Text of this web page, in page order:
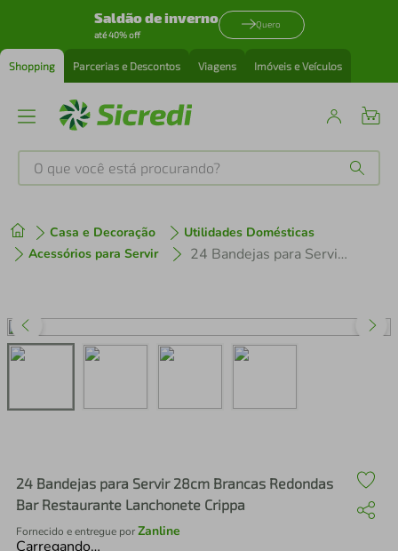
Saldão de inverno
até 40% off
Quero
Shopping Parcerias e Descontos Viagens Imóveis e Veículos
O que você está procurando?
Casa e Decoração
Utilidades Domésticas
Acessórios para Servir
24 Bandejas para Servir 28cm Brancas Redondas Bar Restaurante Lanchonete Crippa
24 Bandejas para Servir 28cm Brancas Redondas
Bar Restaurante Lanchonete Crippa
Fornecido e entregue porZanline
Carregando…
1º tenis
3º perfume